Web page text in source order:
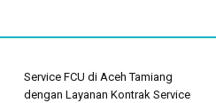
Service FCU di Aceh Tamiang
dengan Layanan Kontrak Service